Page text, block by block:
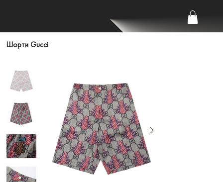
Шорти Gucci